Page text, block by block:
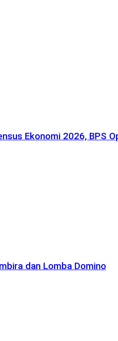
Ekonomi 2026, BPS
dan Lomba Domino